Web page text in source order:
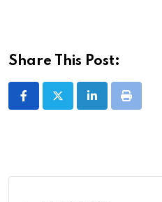
Share This Post:
LinkedInPrint